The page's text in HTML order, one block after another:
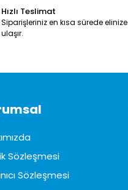
Hızlı Teslimat
Siparişleriniz en kısa sürede elinize
ulaşır.
Sözleşmesi
Sözleşmesi